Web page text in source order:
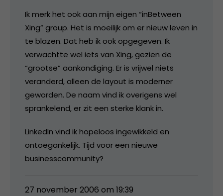
Ik merk het ook aan mijn eigen “inBetween
Xing” group. Het is moeilijk om er nieuw leven in
te blazen. Dat heb ik ook opgegeven. Ik
verwachtte wel iets van Xing, gezien de
“grootse” aankondiging. Er is vrijwel niets
veranderd, alleen de layout is moderner
geworden. De naam vind ik overigens wel
sprankelend, er zit een sterke klank in.
LinkedIn vind ik hopeloos ingewikkeld en
ontoegankelijk. Tijd voor een nieuwe
businesscommunity?
27 november 2006 om 19:39